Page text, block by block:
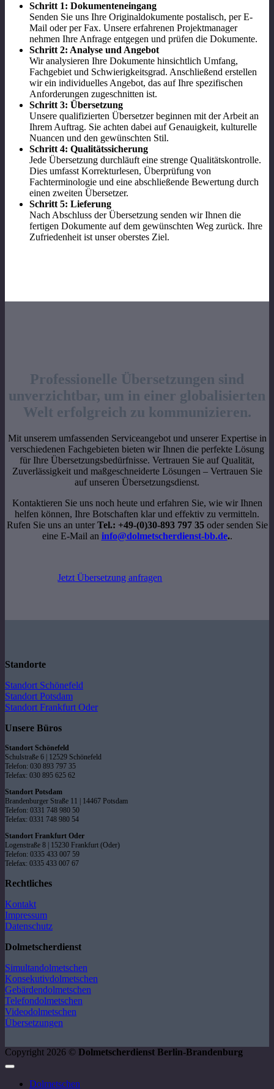
Schritt 1: Dokumenteneingang
Senden Sie uns Ihre Originaldokumente postalisch, per E-
Mail oder per Fax. Unsere erfahrenen Projektmanager
nehmen Ihre Anfrage entgegen und prüfen die Dokumente.
Schritt 2: Analyse und Angebot
Wir analysieren Ihre Dokumente hinsichtlich Umfang,
Fachgebiet und Schwierigkeitsgrad. Anschließend erstellen
wir ein individuelles Angebot, das auf Ihre spezifischen
Anforderungen zugeschnitten ist.
Schritt 3: Übersetzung
Unsere qualifizierten Übersetzer beginnen mit der Arbeit an
Ihrem Auftrag. Sie achten dabei auf Genauigkeit, kulturelle
Nuancen und den gewünschten Stil.
Schritt 4: Qualitätssicherung
Jede Übersetzung durchläuft eine strenge Qualitätskontrolle.
Dies umfasst Korrekturlesen, Überprüfung von
Fachterminologie und eine abschließende Bewertung durch
einen zweiten Übersetzer.
Schritt 5: Lieferung
Nach Abschluss der Übersetzung senden wir Ihnen die
fertigen Dokumente auf dem gewünschten Weg zurück. Ihre
Zufriedenheit ist unser oberstes Ziel.
Professionelle Übersetzungen sind
unverzichtbar, um in einer globalisierten
Welt erfolgreich zu kommunizieren.
Mit unserem umfassenden Serviceangebot und unserer Expertise in
verschiedenen Fachgebieten bieten wir Ihnen die perfekte Lösung
für Ihre Übersetzungsbedürfnisse. Vertrauen Sie auf Qualität,
Zuverlässigkeit und maßgeschneiderte Lösungen – Vertrauen Sie
auf unseren Übersetzungsdienst.
Kontaktieren Sie uns noch heute und erfahren Sie, wie wir Ihnen
helfen können, Ihre Botschaften klar und effektiv zu vermitteln.
Rufen Sie uns an unter Tel.: +49-(0)30-893 797 35oder senden Sie
eine E-Mail an info@dolmetscherdienst-bb.de..
Jetzt Übersetzung anfragen
Standorte
Standort Schönefeld
Standort Potsdam
Standort Frankfurt Oder
Unsere Büros
Standort Schönefeld
Schulstraße 6 | 12529 Schönefeld
Telefon: 030 893 797 35
Telefax: 030 895 625 62
Standort Potsdam
Brandenburger Straße 11 | 14467 Potsdam
Telefon: 0331 748 980 50
Telefax: 0331 748 980 54
Standort Frankfurt Oder
Logenstraße 8 | 15230 Frankfurt (Oder)
Telefon: 0335 433 007 59
Telefax: 0335 433 007 67
Rechtliches
Kontakt
Impressum
Datenschutz
Dolmetscherdienst
Simultandolmetschen
Konsekutivdolmetschen
Gebärdendolmetschen
Telefondolmetschen
Videodolmetschen
Übersetzungen
Copyright 2026 © Dolmetscherdienst Berlin-Brandenburg
Dolmetschen